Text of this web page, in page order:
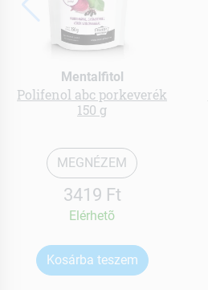
Mentalfitol
Polifenol abc porkeverék
150 g
MEGNÉZEM
3419 Ft
Elérhetõ
Kosárba teszem